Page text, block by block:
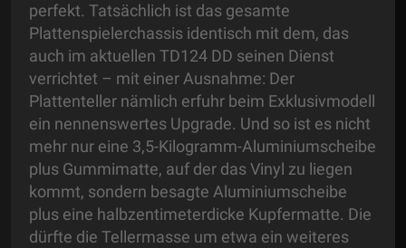
perfekt. Tatsächlich ist das gesamte
Plattenspielerchassis identisch mit dem, das
auch im aktuellen TD124 DD seinen Dienst
verrichtet – mit einer Ausnahme: Der
Plattenteller nämlich erfuhr beim Exklusivmodell
ein nennenswertes Upgrade. Und so ist es nicht
mehr nur eine 3,5-Kilogramm-Aluminiumscheibe
plus Gummimatte, auf der das Vinyl zu liegen
kommt, sondern besagte Aluminiumscheibe
plus eine halbzentimeterdicke Kupfermatte. Die
dürfte die Tellermasse um etwa ein weiteres